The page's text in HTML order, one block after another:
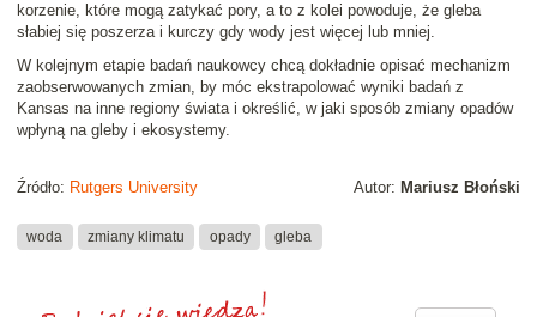
korzenie, które mogą zatykać pory, a to z kolei powoduje, że gleba
słabiej się poszerza i kurczy gdy wody jest więcej lub mniej.
W kolejnym etapie badań naukowcy chcą dokładnie opisać mechanizm
zaobserwowanych zmian, by móc ekstrapolować wyniki badań z
Kansas na inne regiony świata i określić, w jaki sposób zmiany opadów
wpłyną na gleby i ekosystemy.
Autor: Mariusz Błoński
Źródło: Rutgers University
woda zmiany klimatu opady gleba